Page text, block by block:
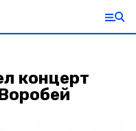
концерт